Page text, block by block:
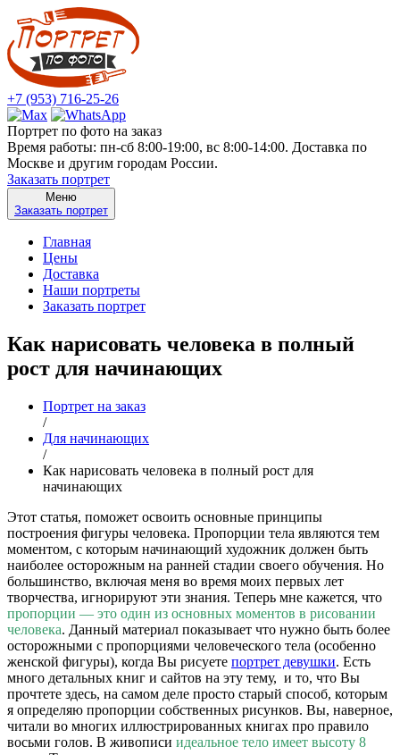
+7 (953) 716-25-26
Портрет по фото на заказ
Время работы: пн-сб 8:00-19:00, вс 8:00-14:00. Доставка по
Москве и другим городам России.
Заказать портрет
Меню
Заказать портрет
Главная
Цены
Доставка
Наши портреты
Заказать портрет
Как нарисовать человека в полный
рост для начинающих
Портрет на заказ
/
Для начинающих
/
Как нарисовать человека в полный рост для
начинающих
Этот статья, поможет освоить основные принципы
построения фигуры человека. Пропорции тела являются тем
моментом, с которым начинающий художник должен быть
наиболее осторожным на ранней стадии своего обучения. Но
большинство, включая меня во время моих первых лет
творчества, игнорируют эти знания. Теперь мне кажется, что
пропорции — это один из основных моментов в рисовании
человека. Данный материал показывает что нужно быть более
осторожными с пропорциями человеческого тела (особенно
женской фигуры), когда Вы рисуете портрет девушки. Есть
много детальных книг и сайтов на эту тему, и то, что Вы
прочтете здесь, на самом деле просто старый способ, которым
я определяю пропорции собственных рисунков. Вы, наверное,
читали во многих иллюстрированных книгах про правило
восьми голов. В живописи идеальное тело имеет высоту 8